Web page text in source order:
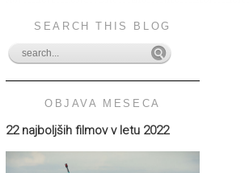
SEARCH THIS BLOG
OBJAVA MESECA
22 najboljših filmov v letu 2022